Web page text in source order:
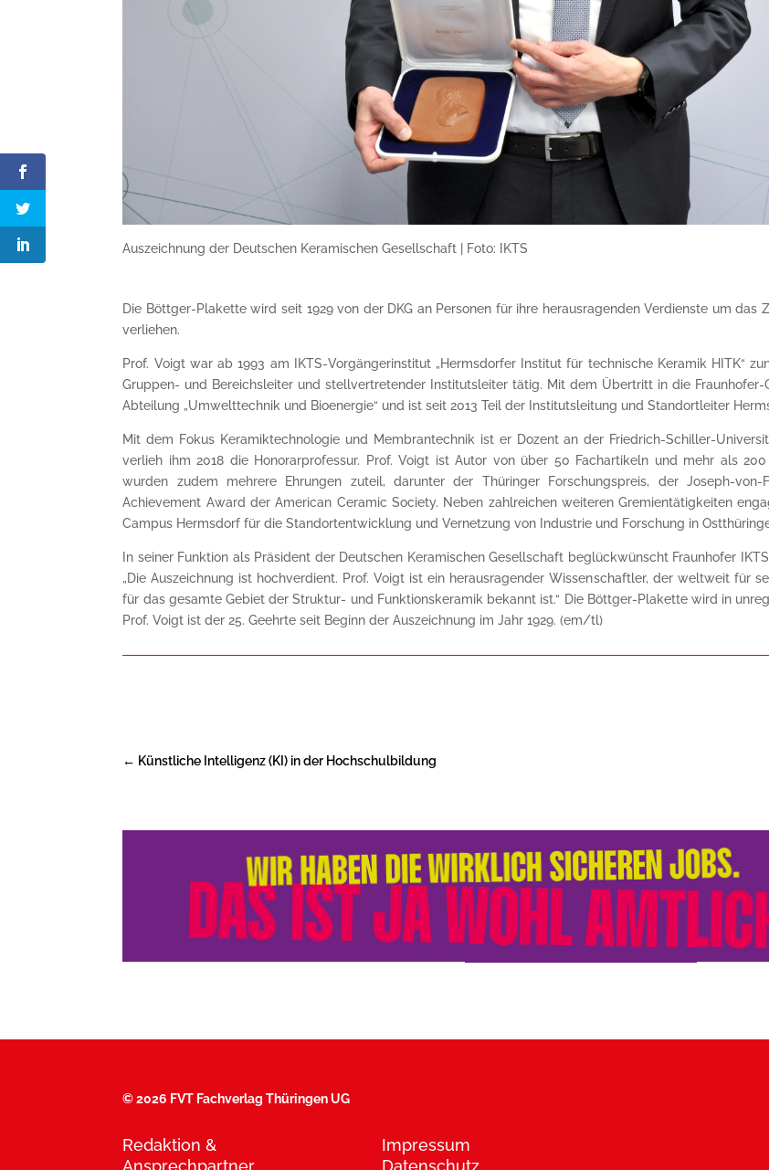
Auszeichnung der Deutschen Keramischen Gesellschaft | Foto: IKTS
Die Böttger-Plakette wird seit 1929 von der DKG an Personen für ihre herausragenden Verdienste um
verliehen.
Prof. Voigt war ab 1993 am IKTS-Vorgängerinstitut „Hermsdorfer Institut für technische Keramik HITK“
Gruppen- und Bereichsleiter und stellvertretender Institutsleiter tätig. Mit dem Übertritt in die
Abteilung „Umwelttechnik und Bioenergie“ und ist seit 2013 Teil der Institutsleitung und Standortleiter
Mit dem Fokus Keramiktechnologie und Membrantechnik ist er Dozent an der Friedrich-Schiller-
verlieh ihm 2018 die Honorarprofessur. Prof. Voigt ist Autor von über 50 Fachartikeln und mehr als
wurden zudem mehrere Ehrungen zuteil, darunter der Thüringer Forschungspreis, der Joseph-
Achievement Award der American Ceramic Society. Neben zahlreichen weiteren Gremientätigkeiten
Campus Hermsdorf für die Standortentwicklung und Vernetzung von Industrie und Forschung in
In seiner Funktion als Präsident der Deutschen Keramischen Gesellschaft beglückwünscht Fraunhofer
„Die Auszeichnung ist hochverdient. Prof. Voigt ist ein herausragender Wissenschaftler, der weltweit für
für das gesamte Gebiet der Struktur- und Funktionskeramik bekannt ist.“ Die Böttger-Plakette wird in
Prof. Voigt ist der 25. Geehrte seit Beginn der Auszeichnung im Jahr 1929. (em/tl)
← Künstliche Intelligenz (KI) in der Hochschulbildung
©2026 FVT Fachverlag Thüringen UG
Redaktion &
Ansprechpartner
Impressum
Datenschutz